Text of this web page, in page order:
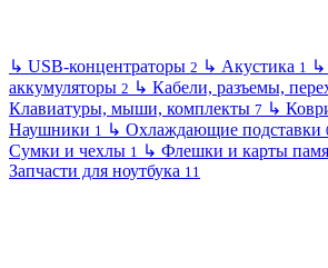
↳ USB-концентраторы 2 ↳ Акустика 1 ↳
аккумуляторы 2 ↳ Кабели, разъемы,
Клавиатуры, мыши, комплекты 7 ↳
Наушники 1 ↳ Охлаждающие подставки
Сумки и чехлы 1 ↳ Флешки и карты
Запчасти для ноутбука 11